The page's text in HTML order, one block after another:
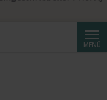
MENÜ
Priority